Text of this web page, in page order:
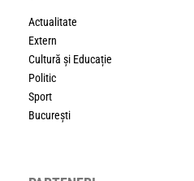
Actualitate
Extern
Cultură și Educație
Politic
Sport
București